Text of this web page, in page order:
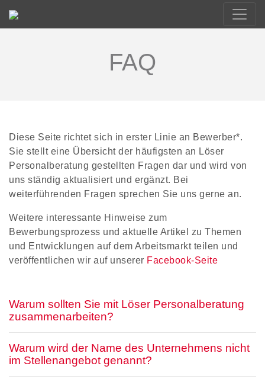
FAQ
Diese Seite richtet sich in erster Linie an Bewerber*.
Sie stellt eine Übersicht der häufigsten an Löser
Personalberatung gestellten Fragen dar und wird von
uns ständig aktualisiert und ergänzt. Bei
weiterführenden Fragen sprechen Sie uns gerne an.
Weitere interessante Hinweise zum
Bewerbungsprozess und aktuelle Artikel zu Themen
und Entwicklungen auf dem Arbeitsmarkt teilen und
veröffentlichen wir auf unserer Facebook-Seite
Warum sollten Sie mit Löser Personalberatung
zusammenarbeiten?
Warum wird der Name des Unternehmens nicht
im Stellenangebot genannt?